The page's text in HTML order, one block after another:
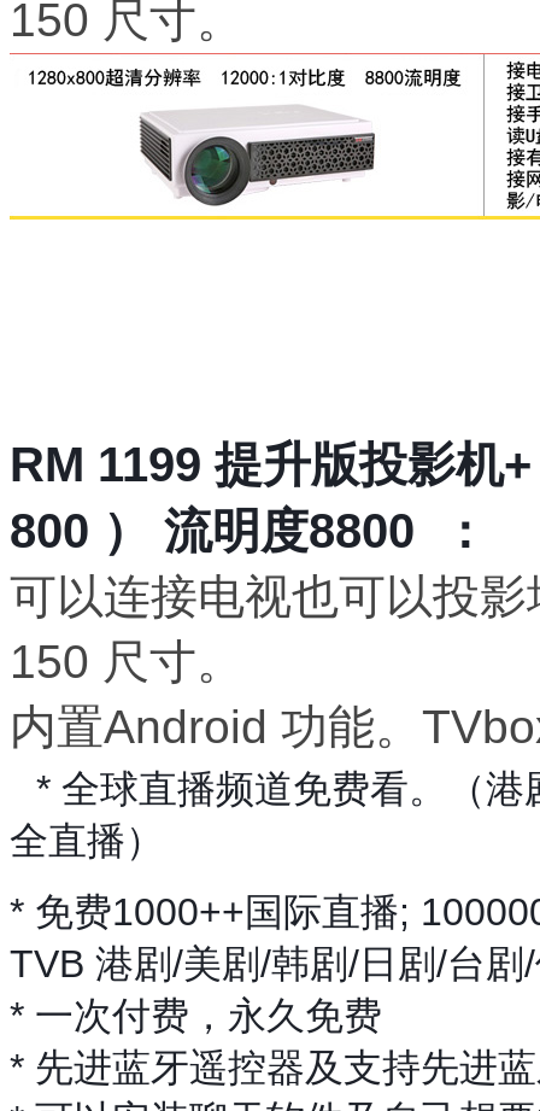
150 尺寸。
RM 1199 提升版投影
800 ） 流明度8800
：
可以连接电视也可以投
150 尺寸。
内置Android 功能。
* 全球直播频道免费看。（
全直播）
* 免费1000++国际直播;
TVB 港剧/美剧/韩剧/日剧/台剧
* 一次付费，永久免费
* 先进蓝牙遥控器及支持先进